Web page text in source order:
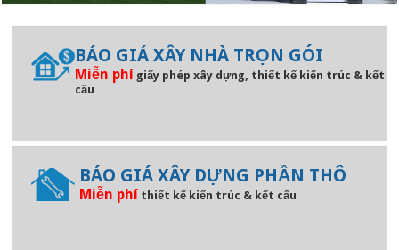
BÁO GIÁ XÂY NHÀ TRỌN GÓI
Miễn phí giấy phép xây dựng, thiết kế kiến trúc & kết
cấu
BÁO GIÁ XÂY DỰNG PHẦN THÔ
Miễn phí thiết kế kiến trúc & kết cấu